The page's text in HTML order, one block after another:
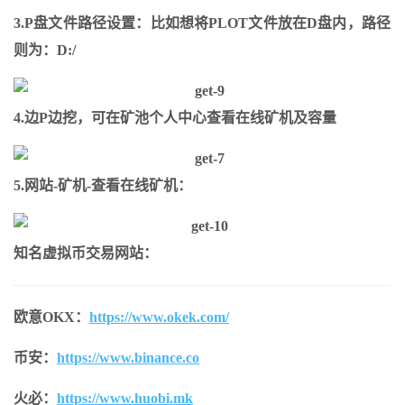
3.P盘文件路径设置：比如想将PLOT文件放在D盘内，路径
则为：D:/
4.边P边挖，可在矿池个人中心查看在线矿机及容量
5.网站-矿机-查看在线矿机：
知名虚拟币交易网站：
欧意OKX： https://www.okek.com/
币安： https://www.binance.co
火必： https://www.huobi.mk